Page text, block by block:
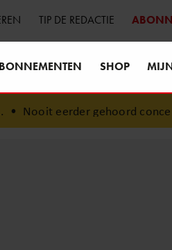
TIP DE REDACTIE
SHOP
gehoord concert van André